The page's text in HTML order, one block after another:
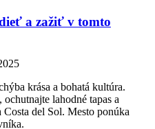
a zažiť v tomto
krása a bohatá kultúra.
lahodné tapas a
Costa del Sol. Mesto ponúka